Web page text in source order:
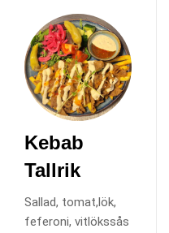
Kebab
Tallrik
Sallad, tomat,lök,
feferoni, vitlökssås